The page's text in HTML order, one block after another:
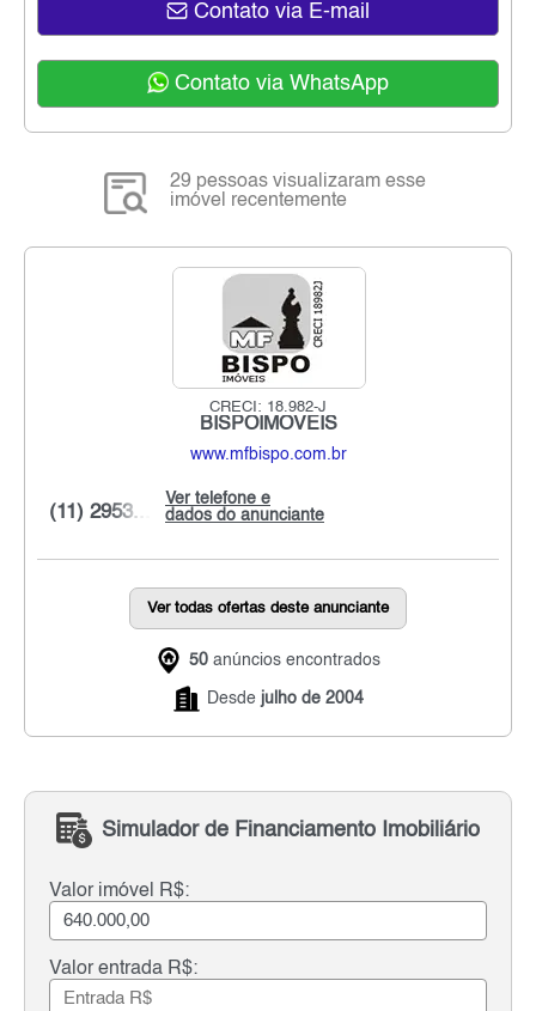
Contato via E-mail
Contato via WhatsApp
29 pessoas visualizaram esse
imóvel recentemente
CRECI: 18.982-J
BISPOIMÓVEIS
www.mfbispo.com.br
Ver telefone e
dados do anunciante
(11) 2953...
Ver todas ofertas deste anunciante
50 anúncios encontrados
Desde julho de 2004
Simulador de Financiamento Imobiliário
Valor imóvel R$:
Valor entrada R$: